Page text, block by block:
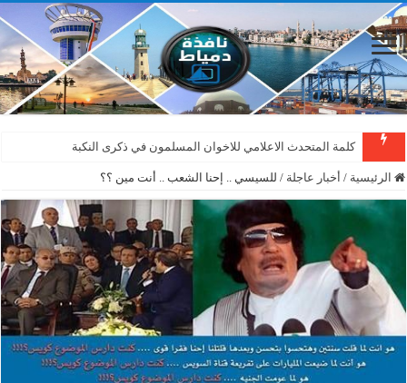
كلمة المتحدث الاعلامي للاخوان المسلمون في ذكرى النكبة
الرئيسية / أخبار عاجلة / للسيسي .. إحنا الشعب .. أنت مين ؟؟